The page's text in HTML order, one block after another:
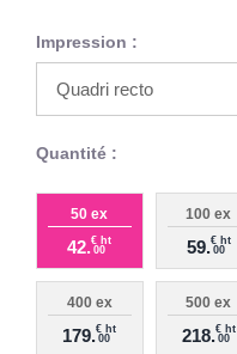
Impression :
Quantité :
50 ex
42.€ ht
00
100 ex
59.€ ht
00
400 ex
179.€ ht
00
500 ex
218.€ ht
00